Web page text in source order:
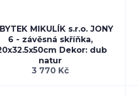
MIKULÍK s.r.o. JONY
6 - závěsná skříňka,
Dekor: dub
natur
3 770 Kč